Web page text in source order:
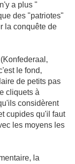
a plus "
des "patriotes"
la conquête de
le fond,
de petits pas
cliquets à
considèrent
cupides qu'il faut
les moyens les
la